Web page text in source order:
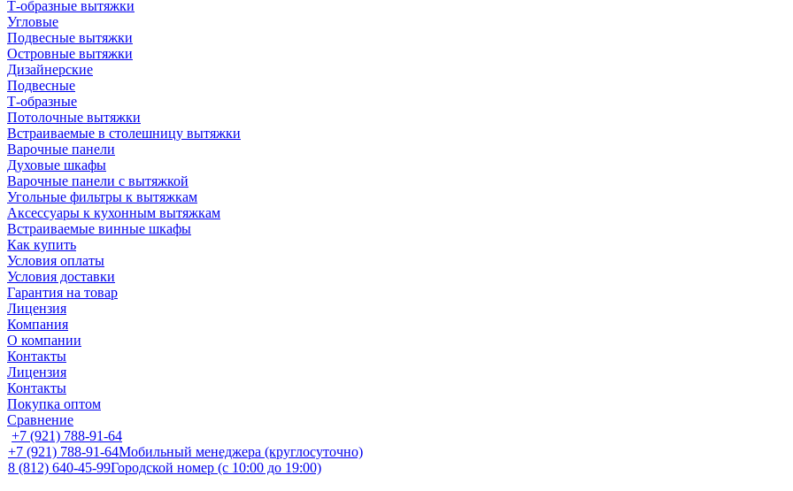
Т-образные вытяжки
Угловые
Подвесные вытяжки
Островные вытяжки
Дизайнерские
Подвесные
Т-образные
Потолочные вытяжки
Встраиваемые в столешницу вытяжки
Варочные панели
Духовые шкафы
Варочные панели с вытяжкой
Угольные фильтры к вытяжкам
Аксессуары к кухонным вытяжкам
Встраиваемые винные шкафы
Как купить
Условия оплаты
Условия доставки
Гарантия на товар
Лицензия
Компания
О компании
Контакты
Лицензия
Контакты
Покупка оптом
Сравнение
+7 (921) 788-91-64
+7 (921) 788-91-64Мобильный менеджера (круглосуточно)
8 (812) 640-45-99Городской номер (с 10:00 до 19:00)